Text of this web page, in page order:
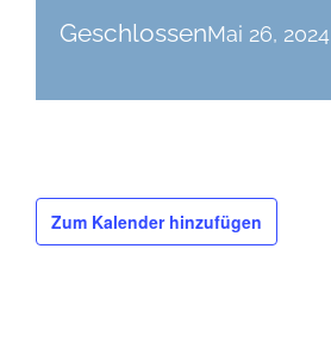
GeschlossenMai 26, 2024
Zum Kalender hinzufügen